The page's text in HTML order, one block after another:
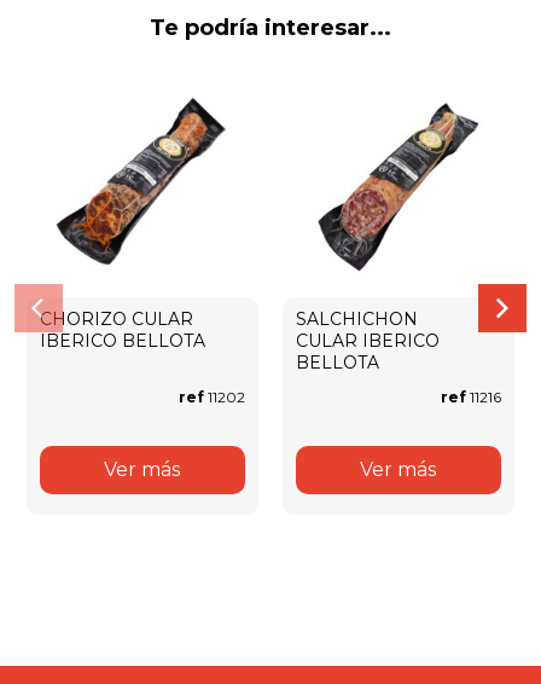
Te podría interesar...
CHORIZO CULAR
IBERICO BELLOTA
ref11202
Ver más
SALCHICHON
CULAR IBERICO
BELLOTA
ref11216
Ver más